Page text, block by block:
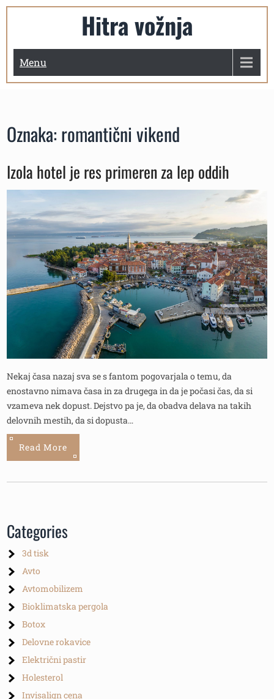
Skip
Hitra vožnja
Menu
Oznaka: romantični vikend
Izola hotel je res primeren za lep oddih
Nekaj časa nazaj sva se s fantom pogovarjala o temu, da
enostavno nimava časa in za drugega in da je počasi čas, da si
vzameva nek dopust. Dejstvo pa je, da obadva delava na takih
delovnih mestih, da si dopusta…
Read More
Categories
3d tisk
Avto
Avtomobilizem
Bioklimatska pergola
Botox
Delovne rokavice
Električni pastir
Holesterol
Invisalign cena